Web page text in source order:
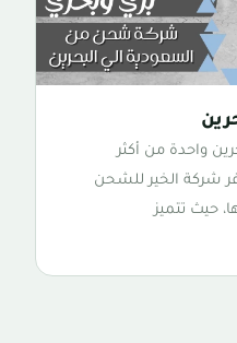
واحدة من أكثر
شركة الخير للشحن
حيث تتميز